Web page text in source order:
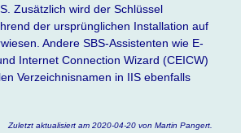
Zusätzlich wird der Schlüssel
der ursprünglichen Installation auf
Andere SBS-Assistenten wie E-
Internet Connection Wizard (CEICW)
Verzeichnisnamen in IIS ebenfalls
Zuletzt aktualisiert am 2020-04-20 von Martin Pangert.